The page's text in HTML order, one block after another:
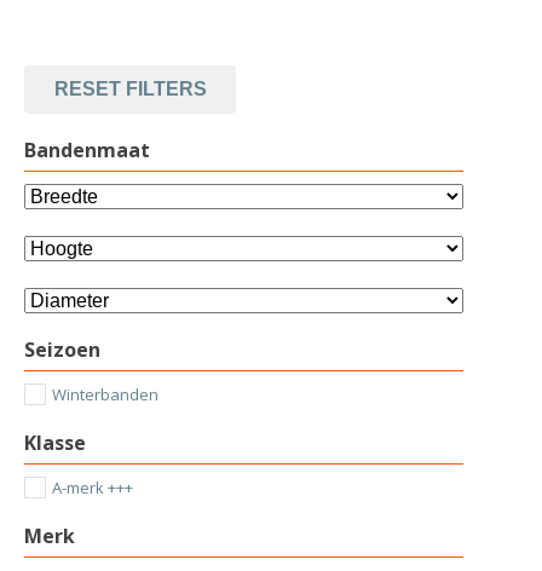
RESET FILTERS
Bandenmaat
Seizoen
Winterbanden
Klasse
A-merk +++
Merk